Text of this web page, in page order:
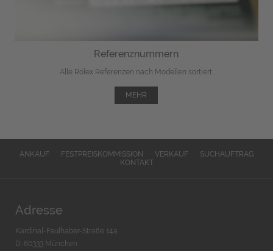
Referenznummern
Alle Rolex Referenzen nach Modellen sortiert.
MEHR
ANKAUF FESTPREISKOMMISSION VERKAUF
SUCHAUFTRAG
KONTAKT
Adresse
Kardinal-Faulhaber-Straße 14a
D-80333 München